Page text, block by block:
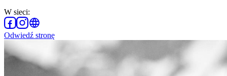
W sieci:
Odwiedź stronę